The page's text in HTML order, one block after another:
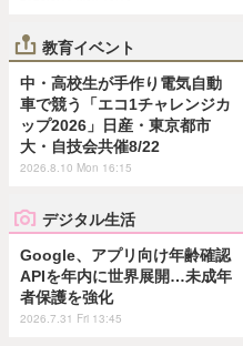
教育イベント
中・高校生が手作り電気自動
車で競う「エコ1チャレンジカ
ップ2026」日産・東京都市
大・自技会共催8/22
2026.8.10 Mon 16:15
デジタル生活
Google、アプリ向け年齢確認
APIを年内に世界展開…未成年
者保護を強化
2026.7.31 Fri 13:45